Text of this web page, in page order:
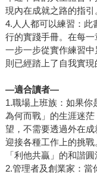
現內在成就之路的指引
4.人人都可以練習：此
行的實踐手冊。在每
一步一步從實作練習
則已經踏上了自我實現
—適合讀者—
1.職場上班族：如果你
為何而戰」的生涯迷
望，不需要透過外在成
迎接各種工作上的挑
「利他共贏」的和諧圓
2.管理者及創業家：當